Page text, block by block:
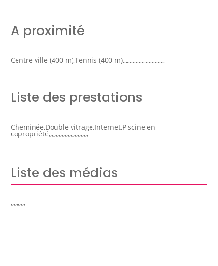
A proximité
Centre ville (400 m),Tennis (400 m),,,,,,,,,,,,,,,,,,,,,,,,,,,,,
Liste des prestations
Cheminée,Double vitrage,Internet,Piscine en
copropriété,,,,,,,,,,,,,,,,,,,,,,,,,,,
Liste des médias
,,,,,,,,,,